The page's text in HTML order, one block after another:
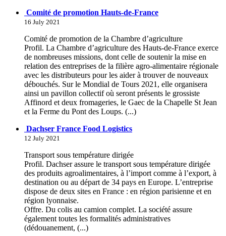
Comité de promotion Hauts-de-France
16 July 2021
Comité de promotion de la Chambre d’agriculture
Profil. La Chambre d’agriculture des Hauts-de-France exerce
de nombreuses missions, dont celle de soutenir la mise en
relation des entreprises de la filière agro-alimentaire régionale
avec les distributeurs pour les aider à trouver de nouveaux
débouchés. Sur le Mondial de Tours 2021, elle organisera
ainsi un pavillon collectif où seront présents le grossiste
Affinord et deux fromageries, le Gaec de la Chapelle St Jean
et la Ferme du Pont des Loups. (...)
Dachser France Food Logistics
12 July 2021
Transport sous température dirigée
Profil. Dachser assure le transport sous température dirigée
des produits agroalimentaires, à l’import comme à l’export, à
destination ou au départ de 34 pays en Europe. L’entreprise
dispose de deux sites en France : en région parisienne et en
région lyonnaise.
Offre. Du colis au camion complet. La société assure
également toutes les formalités administratives
(dédouanement, (...)